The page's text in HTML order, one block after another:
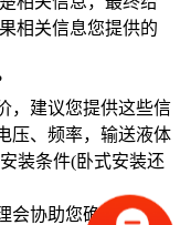
相关信息您提供的
，建议您提供这些信
压、频率，输送液体
装条件(卧式安装还
会协助您确定。